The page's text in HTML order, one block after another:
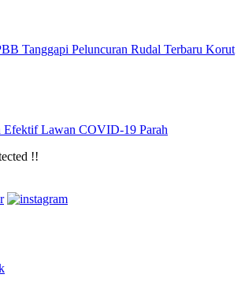
Tanggapi Peluncuran Rudal Terbaru Korut
Efektif Lawan COVID-19 Parah
!!